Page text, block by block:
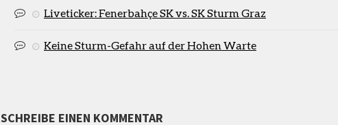
Liveticker: Fenerbahçe SK vs. SK Sturm Graz
Keine Sturm-Gefahr auf der Hohen Warte
SCHREIBE EINEN KOMMENTAR